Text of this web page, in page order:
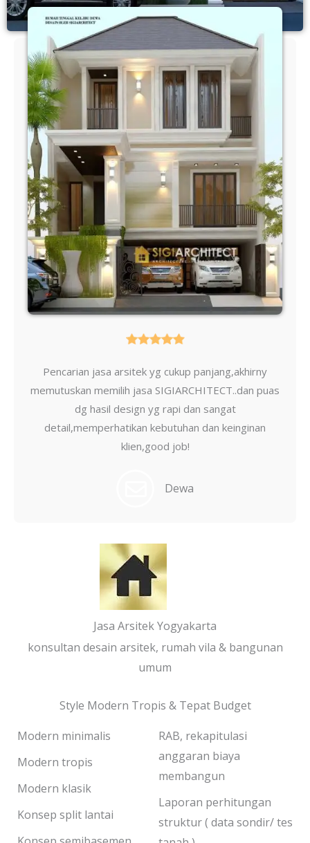
Pencarian jasa arsitek yg cukup panjang,akhirny
memutuskan memilih jasa SIGIARCHITECT..dan puas
dg hasil design yg rapi dan sangat
detail,memperhatikan kebutuhan dan keinginan
klien,good job!
Dewa
Jasa Arsitek Yogyakarta
konsultan desain arsitek, rumah vila & bangunan
umum
Style Modern Tropis & Tepat Budget
Modern minimalis
Modern tropis
Modern klasik
Konsep split lantai
RAB, rekapitulasi
anggaran biaya
membangun
Laporan perhitungan
struktur ( data sondir/ tes